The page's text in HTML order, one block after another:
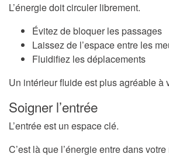
L’énergie doit circuler librement.
Évitez de bloquer les passages
Laissez de l’espace entre les
Fluidifiez les déplacements
Un intérieur fluide est plus agréable à
Soigner l’entrée
L’entrée est un espace clé.
C’est là que l’énergie entre dans